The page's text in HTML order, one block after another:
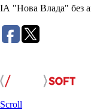
ІА "Нова Влада" без
Scroll